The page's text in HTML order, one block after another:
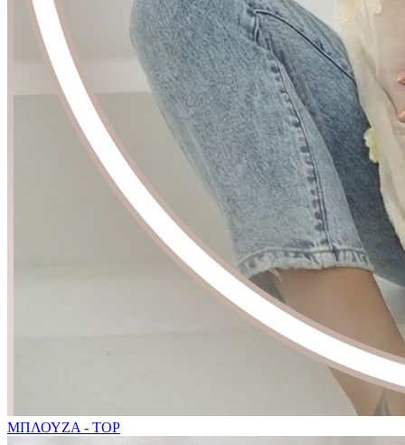
ΜΠΛΟΥΖΑ - TOP